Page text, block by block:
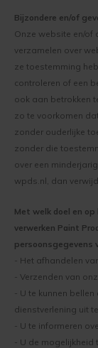
Keim gevelverf
Keimen
Wat is afwasbare
Spuiten van Keim verf
Buitenmuur verf kiezen
Leemstuc verven
Keim Soldalan of
Eco-paint-Stripper
Fixatief
Lignosil Inco DL
Lignosil-Scudo
Lotexan
Mycal-Fix
Bijzondere en/of
Onze website en/of
verzamelen over
ze toestemming
controleren of een
ook aan betrokken
zo te voorkomen
zonder ouderlijke
zonder die
over een
wpds.nl, dan
Met welk doel en
verwerken Paint
persoonsgegevens
- Het afhandelen
- Verzenden van
- U te kunnen
dienstverlening uit
- U te informeren
- U de mogelijkheid